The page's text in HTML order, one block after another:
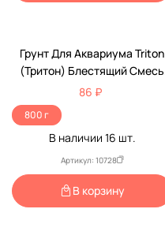
Грунт Для Аквариума Triton
(Тритон) Блестящий Смесь
№6 800г
86 ₽
800 г
В наличии 16 шт.
Артикул: 10728
В корзину